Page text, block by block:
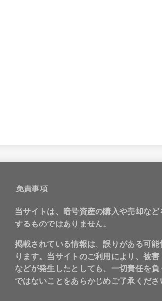
免責事項
当サイトは、暗号資産の購入や売却など
するものではありません。
掲載されている情報は、誤りがある可能
ります。当サイトのご利用により、被害
などが発生したとしても、一切責任を負
ではないことをあらかじめご了承くださ